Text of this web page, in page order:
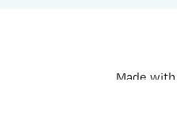
Made with